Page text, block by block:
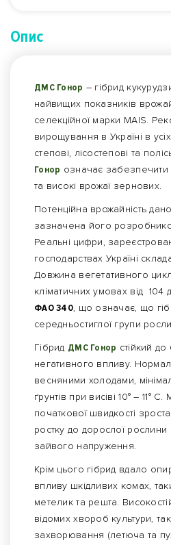
Опис
ДМС Гонор – гібрид
найвищих показників
селекційної марки MAIS.
вирощування в Україні в
степові, лісостепові та
Гонор означає забезпечити
та високі врожаї зернових.
Потенційна врожайність
зазначена його
Реальні цифри,
господарствах Україні
Довжина вегетативного
кліматичних умовах від 104
ФАО 340, що означає, що
середньостиглої групи
Гібрид ДМС Гонор стійкий до
негативного впливу.
весняними холодами,
ґрунтів при висіві 10° – 11°
початкової швидкості
ростку до дорослої
зайвого напруження.
Крім цього гібрид вдало
впливу шкідливих комах,
метелик та решта.
відомих хвороб культури,
захворювання (летюча та